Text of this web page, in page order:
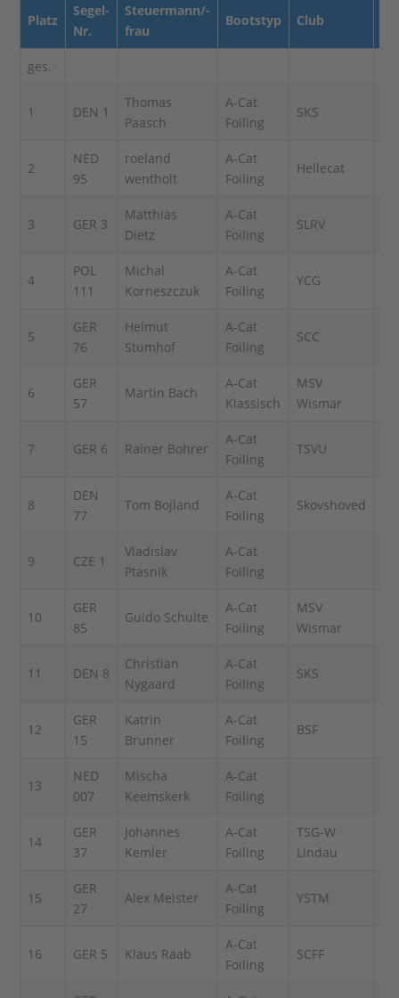
Platz
Segel-
Nr.
Steuermann/-
frau
Bootstyp Club
ges.
1 DEN 1
Thomas
Paasch
A-Cat
Foiling
SKS
2
NED
95
roeland
wentholt
A-Cat
Foiling
Hellecat
3 GER 3
Matthias
Dietz
A-Cat
Foiling
SLRV
4
POL
111
Michal
Korneszczuk
A-Cat
Foiling
YCG
5
GER
76
Helmut
Stumhof
A-Cat
Foiling
SCC
6
GER
57
Martin Bach
A-Cat
Klassisch
MSV
Wismar
7 GER 6 Rainer Bohrer
A-Cat
Foiling
TSVU
8
DEN
77
Tom Bojland
A-Cat
Foiling
Skovshoved
9 CZE 1
Vladislav
Ptasnik
A-Cat
Foiling
10
GER
85
Guido Schulte
A-Cat
Foiling
MSV
Wismar
11 DEN 8
Christian
Nygaard
A-Cat
Foiling
SKS
12
GER
15
Katrin
Brunner
A-Cat
Foiling
BSF
13
NED
007
Mischa
Keemskerk
A-Cat
Foiling
14
GER
37
Johannes
Kemler
A-Cat
Foiling
TSG-W
Lindau
15
GER
27
Alex Meister
A-Cat
Foiling
YSTM
16 GER 5 Klaus Raab
A-Cat
Foiling
SCFF